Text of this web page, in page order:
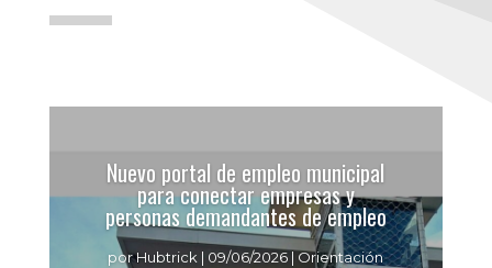
Nuevo portal de empleo municipal
para conectar empresas y
personas demandantes de empleo
porHubtrick | 09/06/2026 | Orientación